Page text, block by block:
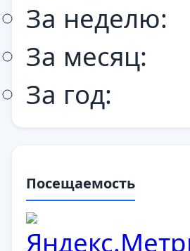
За неделю:
За месяц:
За год:
Посещаемость